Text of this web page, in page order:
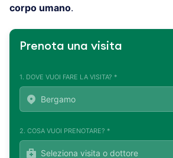
corpo umano.
Prenota una visita
1. DOVE VUOI FARE LA VISITA? *
2. COSA VUOI PRENOTARE? *